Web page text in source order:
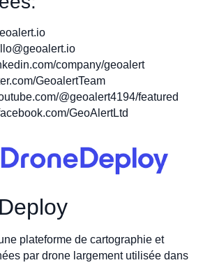
company/geoalert
GeoalertTeam
@geoalert4194/featured
GeoAlertLtd
plateforme de cartographie et
par drone largement utilisée dans